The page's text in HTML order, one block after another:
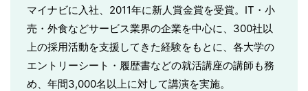
マイナビに入社、2011年に新人賞金賞を受賞。IT・小
売・外食などサービス業界の企業を中心に、300社以
上の採用活動を支援してきた経験をもとに、各大学の
エントリーシート・履歴書などの就活講座の講師も務
め、年間3,000名以上に対して講演を実施。